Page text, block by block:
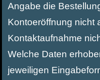
Angabe die
Kontoeröffnung nicht
Kontaktaufnahme
Welche Daten
jeweiligen